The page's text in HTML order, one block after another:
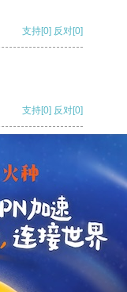
支持[0] 反对[0]
支持[0] 反对[0]
反对